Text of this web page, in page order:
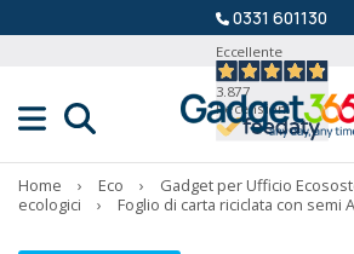
0331 601130
Eccellente
3.877
Recensioni
Home › Eco › Gadget per Ufficio
ecologici
› Foglio di carta riciclata con semi